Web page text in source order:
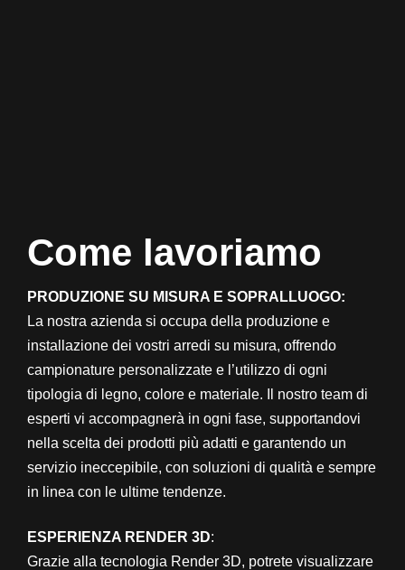
Come lavoriamo
PRODUZIONE SU MISURA E SOPRALLUOGO:
La nostra azienda si occupa della produzione e
installazione dei vostri arredi su misura, offrendo
campionature personalizzate e l’utilizzo di ogni
tipologia di legno, colore e materiale. Il nostro team di
esperti vi accompagnerà in ogni fase, supportandovi
nella scelta dei prodotti più adatti e garantendo un
servizio ineccepibile, con soluzioni di qualità e sempre
in linea con le ultime tendenze.
ESPERIENZA RENDER 3D:
Grazie alla tecnologia Render 3D, potrete visualizzare